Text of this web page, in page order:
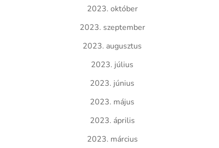
2023. október
2023. szeptember
2023. augusztus
2023. július
2023. június
2023. május
2023. április
2023. március